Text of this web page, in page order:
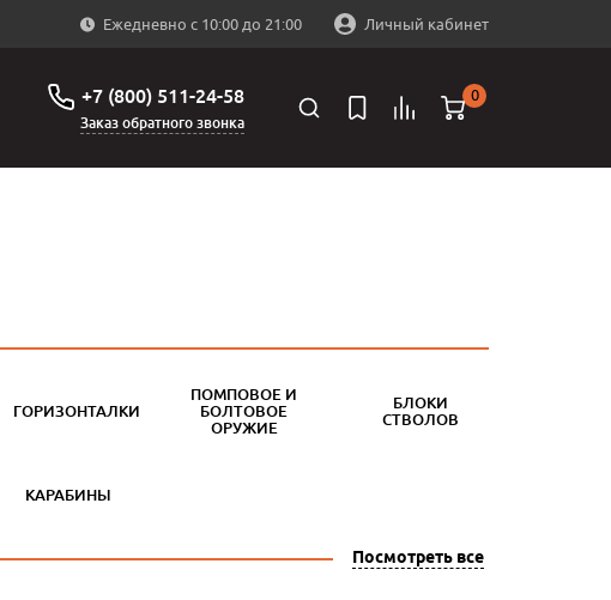
Ежедневно с 10:00 до 21:00 Личный кабинет
+7 (800) 511-24-58
Заказ обратного звонка
0
ГОРИЗОНТАЛКИ
ПОМПОВОЕ И
БОЛТОВОЕ
ОРУЖИЕ
БЛОКИ
СТВОЛОВ
КАРАБИНЫ
Посмотреть все